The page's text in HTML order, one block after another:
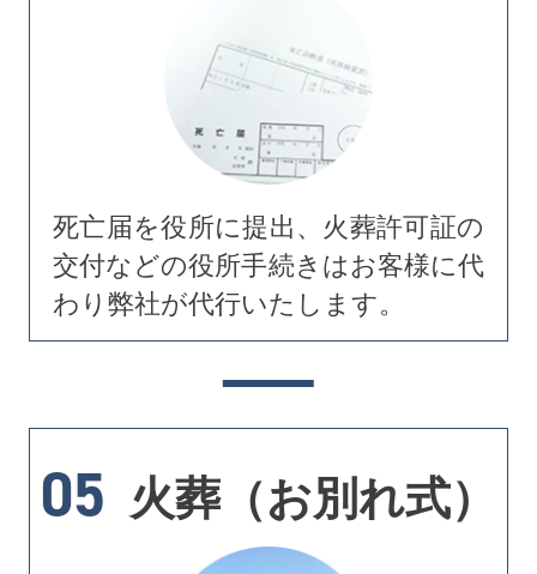
死亡届を役所に提出、火葬許可証の
交付などの役所手続きはお客様に代
わり弊社が代行いたします。
05 火葬（お別れ式）